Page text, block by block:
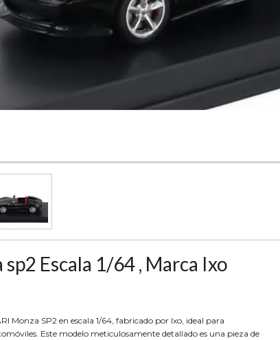
sp2 Escala 1/64 , Marca Ixo
Monza SP2 en escala 1/64, fabricado por Ixo, ideal para
Este modelo meticulosamente detallado es una pieza de